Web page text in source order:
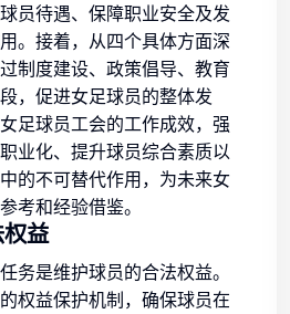
员待遇、保障职业安全及发
。接着，从四个具体方面深
制度建设、政策倡导、教育
，促进女足球员的整体发
足球员工会的工作成效，强
业化、提升球员综合素质以
的不可替代作用，为未来女
考和经验借鉴。
益
务是维护球员的合法权益。
权益保护机制，确保球员在